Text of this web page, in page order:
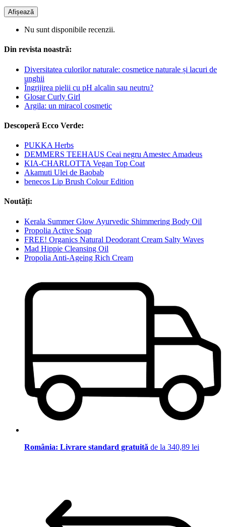
Afișează
Nu sunt disponibile recenzii.
Din revista noastră:
Diversitatea culorilor naturale: cosmetice naturale și lacuri de
unghii
Îngrijirea pielii cu pH alcalin sau neutru?
Glosar Curly Girl
Argila: un miracol cosmetic
Descoperă Ecco Verde:
PUKKA Herbs
DEMMERS TEEHAUS Ceai negru Amestec Amadeus
KIA-CHARLOTTA Vegan Top Coat
Akamuti Ulei de Baobab
benecos Lip Brush Colour Edition
Noutăți:
Kerala Summer Glow Ayurvedic Shimmering Body Oil
Propolia Active Soap
FREE! Organics Natural Deodorant Cream Salty Waves
Mad Hippie Cleansing Oil
Propolia Anti-Ageing Rich Cream
România: Livrare standard gratuită de la 340,89 lei